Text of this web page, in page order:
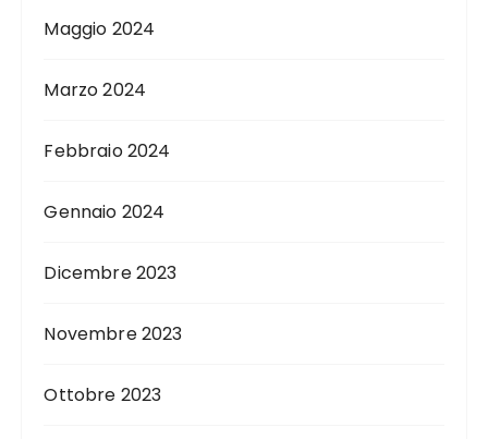
Maggio 2024
Marzo 2024
Febbraio 2024
Gennaio 2024
Dicembre 2023
Novembre 2023
Ottobre 2023